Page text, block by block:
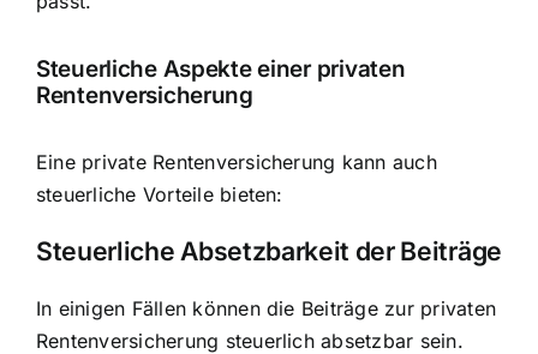
Steuerliche Aspekte einer privaten
Rentenversicherung
Eine private Rentenversicherung kann auch
steuerliche Vorteile bieten:
Steuerliche Absetzbarkeit der Beiträge
In einigen Fällen können die Beiträge zur privaten
Rentenversicherung steuerlich absetzbar sein.